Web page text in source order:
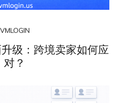
VMLOGIN
级：跨境卖家如何应
对？